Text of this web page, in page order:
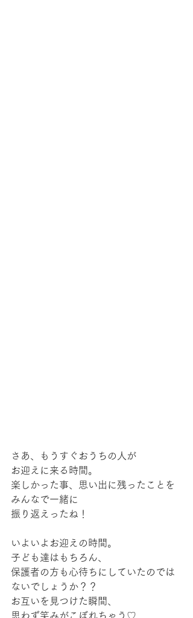
さあ、もうすぐおうちの人が
お迎えに来る時間。
楽しかった事、思い出に残ったことを
みんなで一緒に
振り返えったね！
いよいよお迎えの時間。
子ども達はもちろん、
保護者の方も心待ちにしていたのでは
ないでしょうか？？
お互いを見つけた瞬間、
思わず笑みがこぼれちゃう♡